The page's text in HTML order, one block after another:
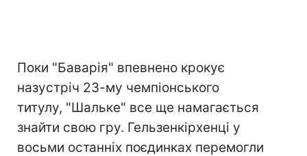
Поки "Баварія" впевнено крокує
назустріч 23-му чемпіонського
титулу, "Шальке" все ще намагається
знайти свою гру. Гельзенкірхенці у
восьми останніх поєдинках перемогли